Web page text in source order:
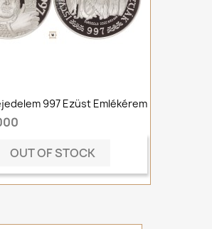
997 Ezüst Emlékérem
OUT OF STOCK